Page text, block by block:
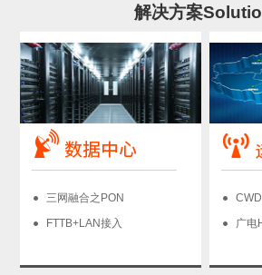
解决方案
三网融合之PON
FTTB+LAN接入
广电